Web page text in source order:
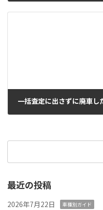
最近の投稿
2026年7月22日 車種別ガイド